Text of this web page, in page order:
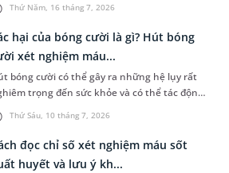
Thứ Năm, 16 tháng 7, 2026
kỳ hoặc ngay khi có biểu hiện bất thường
cần thiết. Vậy những chỉ số ung thư
giáp trong xét nghiệm máu nào cần được
tâm và người bệnh cần lưu ý điều gì?
Thứ Sáu, 10 tháng 7, 2026
hại của bóng cười là gì? Hút bóng
xét nghiệm máu...
bóng cười có thể gây ra những hệ lụy rất
trọng đến sức khỏe và có thể tác động
cực đến đời sống xã hội. Trong đó, một vấn
được nhiều người quan tâm là “hút bóng
xét nghiệm máu có ra không”. Dưới đây là
tin chi tiết giúp bạn trả lời câu hỏi này.
đọc chỉ số xét nghiệm máu sốt
huyết và lưu ý kh...